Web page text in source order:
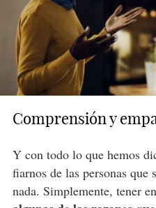
Comprensión y
Y con todo lo que hemos
fiarnos de las personas que
nada. Simplemente, tener